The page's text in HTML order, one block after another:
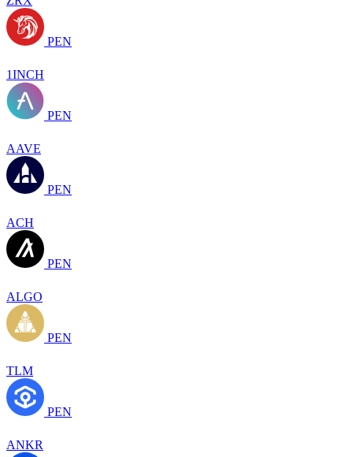
PEN
1INCH
PEN
AAVE
PEN
ACH
PEN
ALGO
PEN
TLM
PEN
ANKR